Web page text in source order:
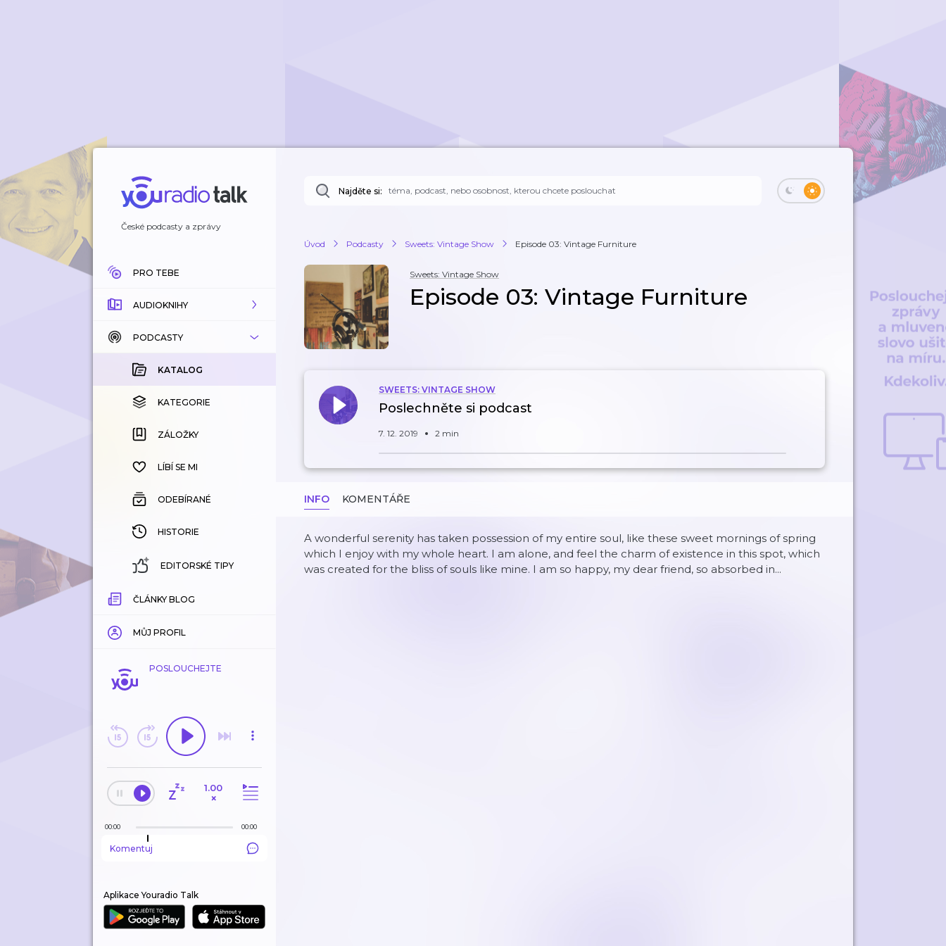
České podcasty a zprávy
PRO TEBE
AUDIOKNIHY
KATALOG
KOUPENÉ
KATEGORIE
ZÁLOŽKY
HISTORIE
PODCASTY
KATALOG
KATEGORIE
ZÁLOŽKY
LÍBÍ SE MI
ODEBÍRANÉ
HISTORIE
EDITORSKÉ TIPY
ČLÁNKY BLOG
MŮJ PROFIL
POSLOUCHEJTE
1.00
×
00:00 00:00
Komentuj
Aplikace Youradio Talk
Najděte si:
Úvod Podcasty Sweets: Vintage Show Episode 03: Vintage Furniture
Sweets: Vintage Show
Episode 03: Vintage Furniture
SWEETS: VINTAGE SHOW
Poslechněte si podcast
7. 12. 2019 2 min
INFO KOMENTÁŘE
A wonderful serenity has taken possession of my entire soul, like these sweet mornings of spring
which I enjoy with my whole heart. I am alone, and feel the charm of existence in this spot, which
was created for the bliss of souls like mine. I am so happy, my dear friend, so absorbed in...